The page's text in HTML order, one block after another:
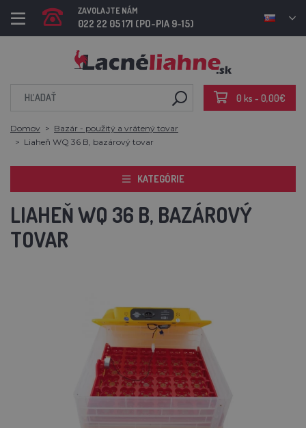
ZAVOLAJTE NÁM
022 22 05 171 (PO-PIA 9-15)
0 ks - 0,00€
Domov
Bazár - použitý a vrátený tovar
Liaheň WQ 36 B, bazárový tovar
KATEGÓRIE
LIAHEŇ WQ 36 B, BAZÁROVÝ
TOVAR